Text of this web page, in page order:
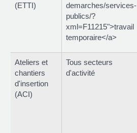
(ETTI)
demarches/services-
publics/?
xml=F11215">travail
temporaire</a>
Ateliers et
chantiers
d'insertion
(ACI)
Tous secteurs
d'activité